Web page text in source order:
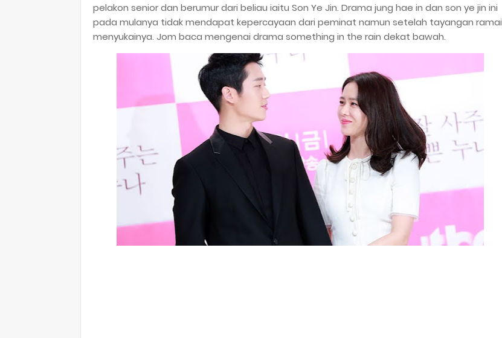
pelakon senior dan berumur dari beliau iaitu Son Ye Jin. Drama jung hae in dan son ye jin ini
pada mulanya tidak mendapat kepercayaan dari peminat namun setelah tayangan ramai
menyukainya. Jom baca mengenai drama something in the rain dekat bawah.